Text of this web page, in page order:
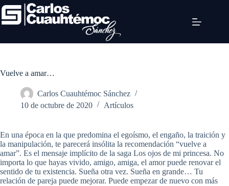
Vuelve a amar…
Carlos Cuauhtémoc Sánchez
10 de octubre de 2020
Artículos
En una época en la que predomina el egoísmo, el engaño, la traición y
la manipulación, te parecerá insólita la recomendación “vuelve a
amar”. Es el mensaje implícito de la saga Los ojos de mi princesa. No
importa lo que hayas vivido, amigo, amiga, el amor puede renovar el
sentido de tu existencia. Sueña otra vez. Sueña en grande… Tu
relación de pareja puede mejorar. Puede empezar de nuevo con más